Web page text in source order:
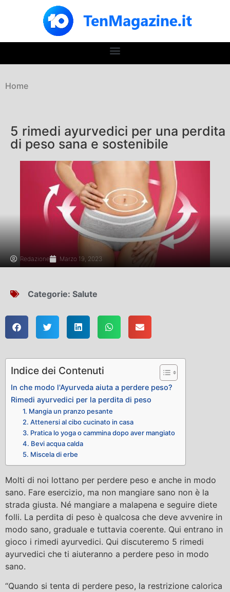
Home
5 rimedi ayurvedici per una perdita
di peso sana e sostenibile
Redazione Marzo 19, 2023
Categorie: Salute
Indice dei Contenuti
In che modo l'Ayurveda aiuta a perdere peso?
Rimedi ayurvedici per la perdita di peso
1. Mangia un pranzo pesante
2. Attenersi al cibo cucinato in casa
3. Pratica lo yoga o cammina dopo aver mangiato
4. Bevi acqua calda
5. Miscela di erbe
Molti di noi lottano per perdere peso e anche in modo
sano. Fare esercizio, ma non mangiare sano non è la
strada giusta. Né mangiare a malapena e seguire diete
folli. La perdita di peso è qualcosa che deve avvenire in
modo sano, graduale e tuttavia coerente. Qui entrano in
gioco i rimedi ayurvedici. Qui discuteremo 5 rimedi
ayurvedici che ti aiuteranno a perdere peso in modo
sano.
“Quando si tenta di perdere peso, la restrizione calorica